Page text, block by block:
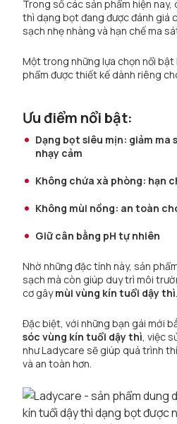
Trong số các sản phẩm hiện
thì dạng bọt đang được đánh giá
sạch nhẹ nhàng và hạn chế ma
Một trong những lựa chọn nổi bật
phẩm được thiết kế dành riêng
Ưu điểm nổi bật:
Dạng bọt siêu mịn: giảm ma
nhạy cảm
Không chứa xà phòng: hạn
Không mùi nồng: an toàn
Giữ cân bằng pH tự nhiên
Nhờ những đặc tính này, sản
sạch mà còn giúp duy trì môi
cơ gâymùi vùng kín tuổi dậy thì.
Đặc biệt, với những bạn gái mới
sóc vùng kín tuổi dậy thì, việc
như Ladycare sẽ giúp quá trình
và an toàn hơn.